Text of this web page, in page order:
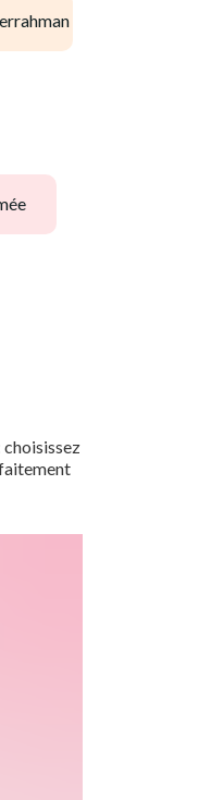
choisissez